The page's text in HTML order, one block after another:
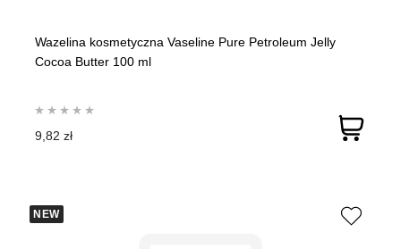
Wazelina kosmetyczna Vaseline Pure Petroleum Jelly
Cocoa Butter 100 ml
9,82 zł
NEW